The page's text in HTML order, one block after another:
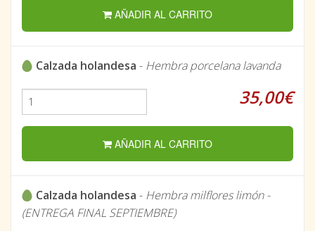
AÑADIR AL CARRITO
Calzada holandesa - Hembra porcelana lavanda
35,00€
AÑADIR AL CARRITO
Calzada holandesa - Hembra milflores limón -
(ENTREGA FINAL SEPTIEMBRE)